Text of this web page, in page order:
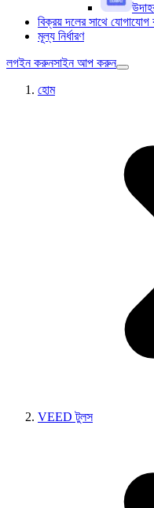
বিক্রয় দলের সাথে
মূল্য নির্ধারণ
লগইন করুনসাইন আপ করুন
হোম
VEED টুলস